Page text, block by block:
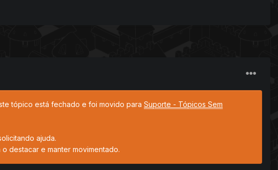
tópico está fechado e foi movido para Suporte - Tópicos Sem
ajuda.
destacar e manter movimentado.